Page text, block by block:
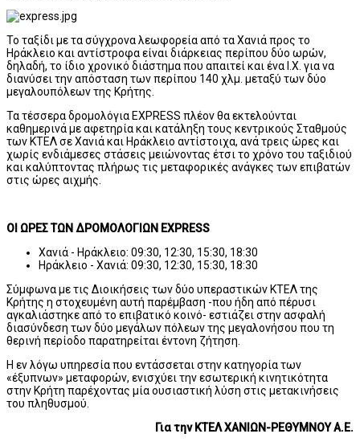
Το ταξίδι με τα σύγχρονα λεωφορεία από τα Χανιά προς το
Ηράκλειο και αντίστροφα είναι διάρκειας περίπου δύο ωρών,
δηλαδή, το ίδιο χρονικό διάστημα που απαιτεί και ένα Ι.Χ. για να
διανύσει την απόσταση των περίπου 140 χλμ. μεταξύ των δύο
μεγαλουπόλεων της Κρήτης.
Τα τέσσερα δρομολόγια EXPRESS πλέον θα εκτελούνται
καθημερινά με αφετηρία και κατάληξη τους κεντρικούς Σταθμούς
των ΚΤΕΛ σε Χανιά και Ηράκλειο αντίστοιχα, ανά τρεις ώρες και
χωρίς ενδιάμεσες στάσεις μειώνοντας έτσι το χρόνο του ταξιδιού
και καλύπτοντας πλήρως τις μεταφορικές ανάγκες των επιβατών
στις ώρες αιχμής.
ΟΙ ΩΡΕΣ ΤΩΝ ΔΡΟΜΟΛΟΓΙΩΝ EXPRESS
Χανιά - Ηράκλειο: 09:30, 12:30, 15:30, 18:30
Ηράκλειο - Χανιά: 09:30, 12:30, 15:30, 18:30
Σύμφωνα με τις Διοικήσεις των δύο υπεραστικών ΚΤΕΛ της
Κρήτης η στοχευμένη αυτή παρέμβαση -που ήδη από πέρυσι
αγκαλιάστηκε από το επιβατικό κοινό- εστιάζει στην ασφαλή
διασύνδεση των δύο μεγάλων πόλεων της μεγαλονήσου που τη
θερινή περίοδο παρατηρείται έντονη ζήτηση.
Η εν λόγω υπηρεσία που εντάσσεται στην κατηγορία των
«έξυπνων» μεταφορών, ενισχύει την εσωτερική κινητικότητα
στην Κρήτη παρέχοντας μία ουσιαστική λύση στις μετακινήσεις
του πληθυσμού.
Για την ΚΤΕΛ ΧΑΝΙΩΝ-ΡΕΘΥΜΝΟΥ Α.Ε.